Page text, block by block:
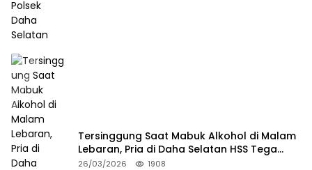
Tersinggung Saat Mabuk Alkohol di Malam
Lebaran, Pria di Daha Selatan HSS Tega
Tusuk Teman Sendiri
26/03/2026 1908